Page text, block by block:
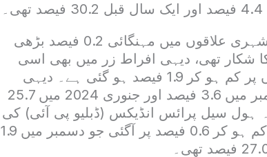
اعداد و شمار کے مطابق ماہانہ بنیادوں پر شہری علاقوں میں مہنگائی 0.2 فیصد بڑھی
یہ 0.1 فیصد کمی کا شکار تھی، دیہی افراط زر میں بھی اسی
طرح کی کمی دیکھی گئی جو سالانہ بنیادوں پر کم ہو کر 1.9 فیصد ہو گئی ہے۔ دیہی
علاقوں میں ماہانہ بنیادوں پر مہنگائی دسمبر میں 3.6 فیصد اور جنوری 2024 میں 25.7
ہول سیل پرائس انڈیکس (ڈبلیو پی آئی) کی
مہنگائی بھی جنوری میں سالانہ بنیادوں پر کم ہو کر 0.6 فیصد پر آگئی جو دسمبر میں 1.9